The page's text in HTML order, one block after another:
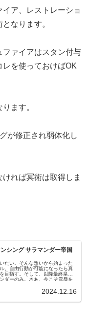
ア、レストレーショ
なります。
ァイアはスタン付与
を使っておけばOK
ます。
が修正され弱体化し
れば冥術は取得しま
シング サラマンダー帝国
たい。そんな想いから始まった
。自由行動が可能になったら真
目指す。そして、以降最終皇帝
ダーのみ。さあ、今こそ雪辱を
2024.12.16